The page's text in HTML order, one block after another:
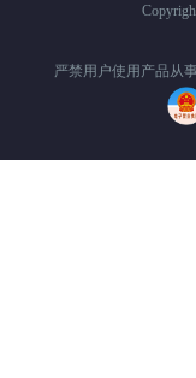
严禁用户使用产品从